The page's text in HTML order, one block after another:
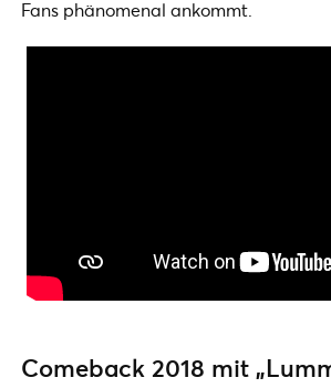
Fans phänomenal ankommt.
Comeback 2018 mit